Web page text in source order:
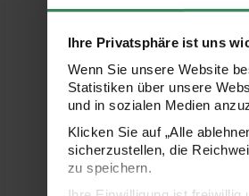
Ihre Privatsphäre ist uns
Wenn Sie unsere Website
Statistiken über unsere
und in sozialen Medien
Klicken Sie auf „Alle
sicherzustellen, die
zu speichern.